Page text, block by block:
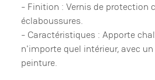
- Finition : Vernis de protection
éclaboussures.
- Caractéristiques : Apporte
n'importe quel intérieur, avec
peinture.